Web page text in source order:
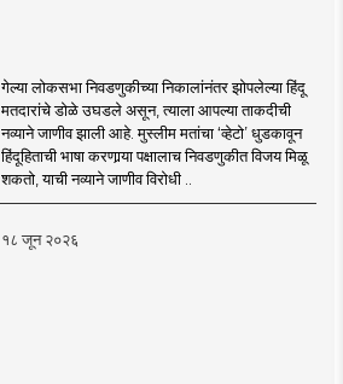
गेल्या लोकसभा निवडणुकीच्या निकालांनंतर झोपलेल्या हिंदू
मतदारांचे डोळे उघडले असून, त्याला आपल्या ताकदीची
नव्याने जाणीव झाली आहे. मुस्लीम मतांचा ‘व्हेटो’ धुडकावून
हिंदूहिताची भाषा करणार्‍या पक्षालाच निवडणुकीत विजय मिळू
शकतो, याची नव्याने जाणीव विरोधी ..
१८ जून २०२६